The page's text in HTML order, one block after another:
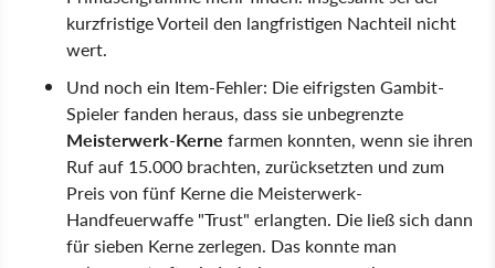
kurzfristige Vorteil den langfristigen Nachteil nicht
wert.
Und noch ein Item-Fehler: Die eifrigsten Gambit-
Spieler fanden heraus, dass sie unbegrenzte
Meisterwerk-Kerne farmen konnten, wenn sie ihren
Ruf auf 15.000 brachten, zurücksetzten und zum
Preis von fünf Kerne die Meisterwerk-
Handfeuerwaffe "Trust" erlangten. Die ließ sich dann
für sieben Kerne zerlegen. Das konnte man